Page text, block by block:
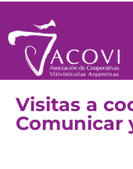
Visitas a
Comunicar